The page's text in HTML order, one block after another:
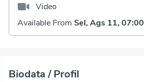
Video
Available From Sel, Ags 11, 07:00
Biodata / Profil